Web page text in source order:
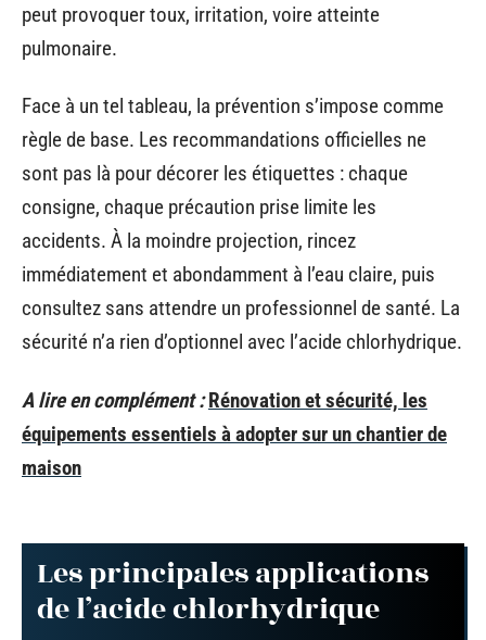
peut provoquer toux, irritation, voire atteinte
pulmonaire.
Face à un tel tableau, la prévention s’impose comme
règle de base. Les recommandations officielles ne
sont pas là pour décorer les étiquettes : chaque
consigne, chaque précaution prise limite les
accidents. À la moindre projection, rincez
immédiatement et abondamment à l’eau claire, puis
consultez sans attendre un professionnel de santé. La
sécurité n’a rien d’optionnel avec l’acide chlorhydrique.
A lire en complément : Rénovation et sécurité, les
équipements essentiels à adopter sur un chantier de
maison
Les principales applications
de l’acide chlorhydrique